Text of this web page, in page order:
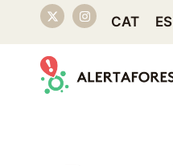
CAT